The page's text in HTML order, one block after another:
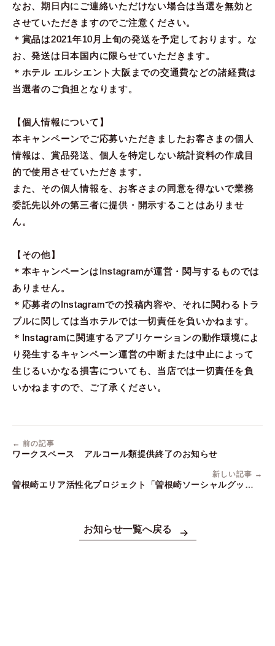
なお、期日内にご連絡いただけない場合は当選を無効と
させていただきますのでご注意ください。
＊賞品は2021年10月上旬の発送を予定しております。な
お、発送は日本国内に限らせていただきます。
＊ホテル エルシエント大阪までの交通費などの諸経費は
当選者のご負担となります。
【個人情報について】
本キャンペーンでご応募いただきましたお客さまの個人
情報は、賞品発送、個人を特定しない統計資料の作成目
的で使用させていただきます。
また、その個人情報を、お客さまの同意を得ないで業務
委託先以外の第三者に提供・開示することはありませ
ん。
【その他】
＊本キャンペーンはInstagramが運営・関与するものでは
ありません。
＊応募者のInstagramでの投稿内容や、それに関わるトラ
ブルに関しては当ホテルでは一切責任を負いかねます。
＊Instagramに関連するアプリケーションの動作環境によ
り発生するキャンペーン運営の中断または中止によって
生じるいかなる損害についても、当店では一切責任を負
いかねますので、ご了承ください。
← 前の記事
ワークスペース アルコール類提供終了のお知らせ
新しい記事 →
曽根崎エリア活性化プロジェクト「曽根崎ソーシャルグッド」
お知らせ一覧へ戻る